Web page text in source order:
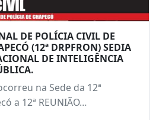
DE POLÍCIA CIVIL DE
(12ª DRPFRON) SEDIA
DE INTELIGÊNCIA
na Sede da 12ª
a 12ª REUNIÃO…